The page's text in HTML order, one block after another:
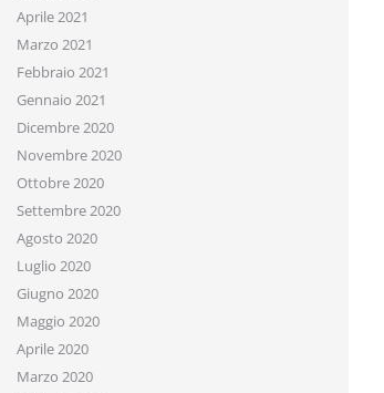
Aprile 2021
Marzo 2021
Febbraio 2021
Gennaio 2021
Dicembre 2020
Novembre 2020
Ottobre 2020
Settembre 2020
Agosto 2020
Luglio 2020
Giugno 2020
Maggio 2020
Aprile 2020
Marzo 2020